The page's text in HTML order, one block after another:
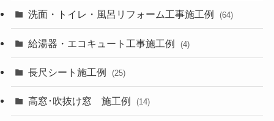
洗面・トイレ・風呂リフォーム工事施工例 (64)
給湯器・エコキュート工事施工例 (4)
長尺シート施工例 (25)
高窓･吹抜け窓 施工例 (14)